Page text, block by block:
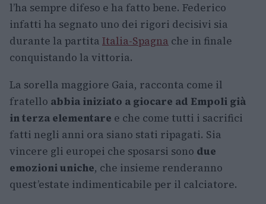
l’ha sempre difeso e ha fatto bene. Federico
infatti ha segnato uno dei rigori decisivi sia
durante la partita Italia-Spagna che in finale
conquistando la vittoria.
La sorella maggiore Gaia, racconta come il
fratello abbia iniziato a giocare ad Empoli già
in terza elementare e che come tutti i sacrifici
fatti negli anni ora siano stati ripagati. Sia
vincere gli europei che sposarsi sono due
emozioni uniche, che insieme renderanno
quest’estate indimenticabile per il calciatore.